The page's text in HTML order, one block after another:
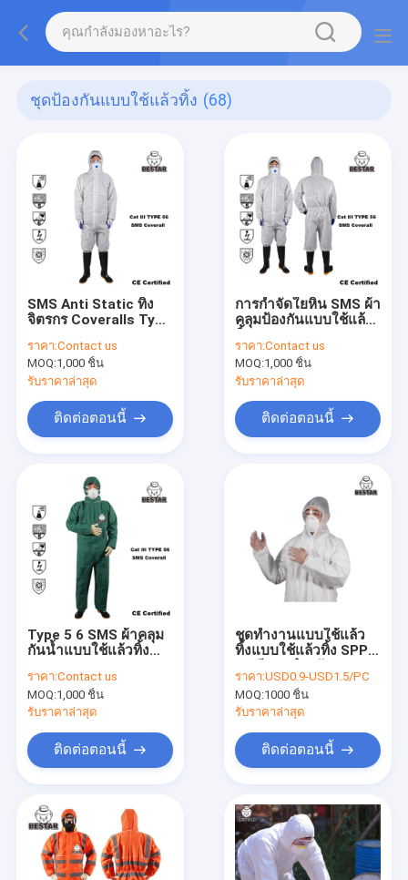
ชุดป้องกันแบบใช้แล้วทิ้ง (68)
SMS Anti Static ทิ้ง
จิตรกร Coveralls Type
Hood
ราคา:Contact us
MOQ:1,000 ชิ้น
รับราคาล่าสุด
ติดต่อตอนนี้
การกำจัดใยหิน SMS ผ้า
คลุมป้องกันแบบใช้แล้ว
ราคา:Contact us
MOQ:1,000 ชิ้น
รับราคาล่าสุด
ติดต่อตอนนี้
Type 5 6 SMS ผ้าคลุม
กันน้ำแบบใช้แล้วทิ้ง
Hood For Asbestos
ราคา:Contact us
MOQ:1,000 ชิ้น
รับราคาล่าสุด
ติดต่อตอนนี้
ชุดทำงานแบบใช้แล้ว
ทิ้งแบบใช้แล้วทิ้ง SPP
แปรรูปอาหาร
ราคา:USD0.9-USD1.5/PC
MOQ:1000 ชิ้น
รับราคาล่าสุด
ติดต่อตอนนี้